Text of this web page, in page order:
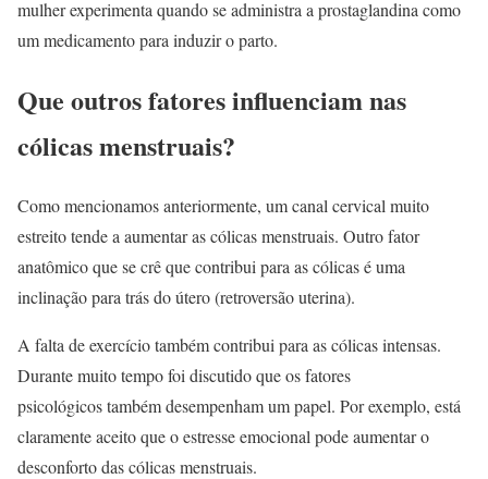
mulher experimenta quando se administra a prostaglandina como
um medicamento para induzir o parto.
Que outros fatores influenciam nas
cólicas menstruais?
Como mencionamos anteriormente, um canal cervical muito
estreito tende a aumentar as cólicas menstruais. Outro fator
anatômico que se crê que contribui para as cólicas é uma
inclinação para trás do útero (retroversão uterina).
A falta de exercício também contribui para as cólicas intensas.
Durante muito tempo foi discutido que os fatores
psicológicos também desempenham um papel. Por exemplo, está
claramente aceito que o estresse emocional pode aumentar o
desconforto das cólicas menstruais.